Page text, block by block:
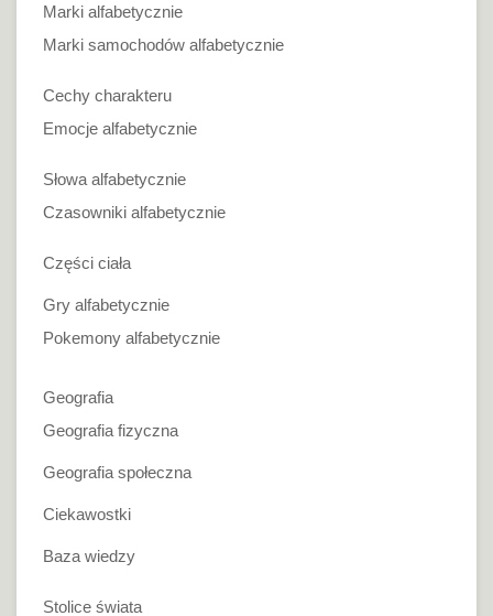
Marki alfabetycznie
Marki samochodów alfabetycznie
Cechy charakteru
Emocje alfabetycznie
Słowa alfabetycznie
Czasowniki alfabetycznie
Części ciała
Gry alfabetycznie
Pokemony alfabetycznie
Geografia
Geografia fizyczna
Geografia społeczna
Ciekawostki
Baza wiedzy
Stolice świata